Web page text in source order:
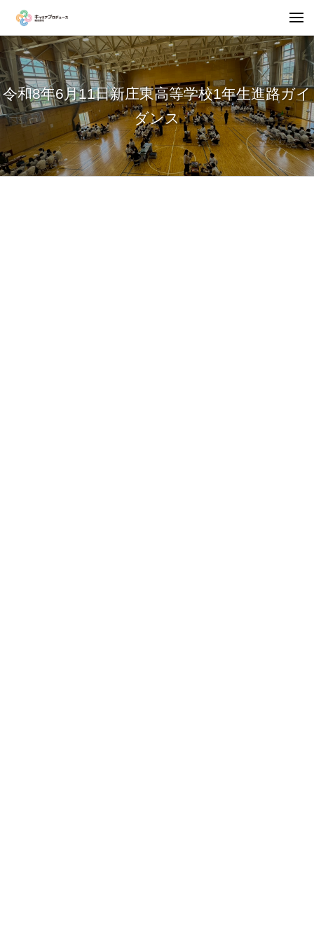
令和8年6月11日新庄東高等学校1年生進路ガイ
ダンス